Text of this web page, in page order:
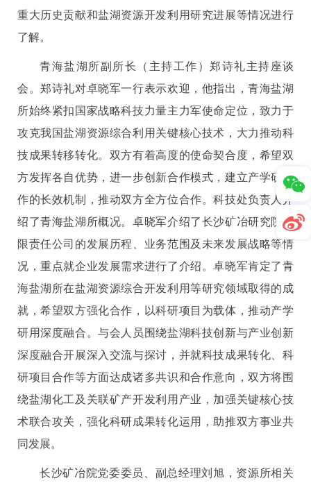
重大历史贡献和盐湖资源开发利用研究进展等情况进行
了解。
青海盐湖所副所长（主持工作）郑诗礼主持座谈
会。郑诗礼对卓晓军一行表示欢迎，他指出，青海盐湖
所始终紧扣国家战略科技力量主力军使命定位，致力于
攻克我国盐湖资源综合利用关键核心技术，大力推动科
技成果转移转化。双方有着高度的使命契合度，希望双
方发挥各自优势，进一步创新合作模式，建立产学研合
作的长效机制，推动双方全方位合作。科技处负责人介
绍了青海盐湖所概况。卓晓军介绍了长沙矿冶研究院有
限责任公司的发展历程、业务范围及未来发展战略等情
况，重点就企业发展需求进行了介绍。卓晓军肯定了青
海盐湖所在盐湖资源综合开发利用等研究领域取得的成
就，希望双方强化合作，以科研项目为载体，推动产学
研用深度融合。与会人员围绕盐湖科技创新与产业创新
深度融合开展深入交流与探讨，并就科技成果转化、科
研项目合作等方面达成诸多共识和合作意向，双方将围
绕盐湖化工及关联矿产开发利用产业，加强关键核心技
术联合攻关，强化科研成果转化运用，助推双方事业共
同发展。
长沙矿冶院党委委员、副总经理刘旭，资源所相关